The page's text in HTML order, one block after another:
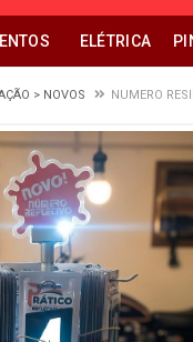
ELÉTRICA
> NOVOS NUMERO